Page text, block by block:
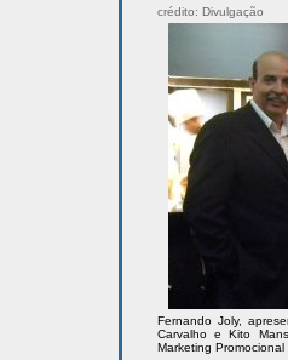
crédito: Divulgação
Fernando Joly,
Carvalho e Kito
Marketing Promocional